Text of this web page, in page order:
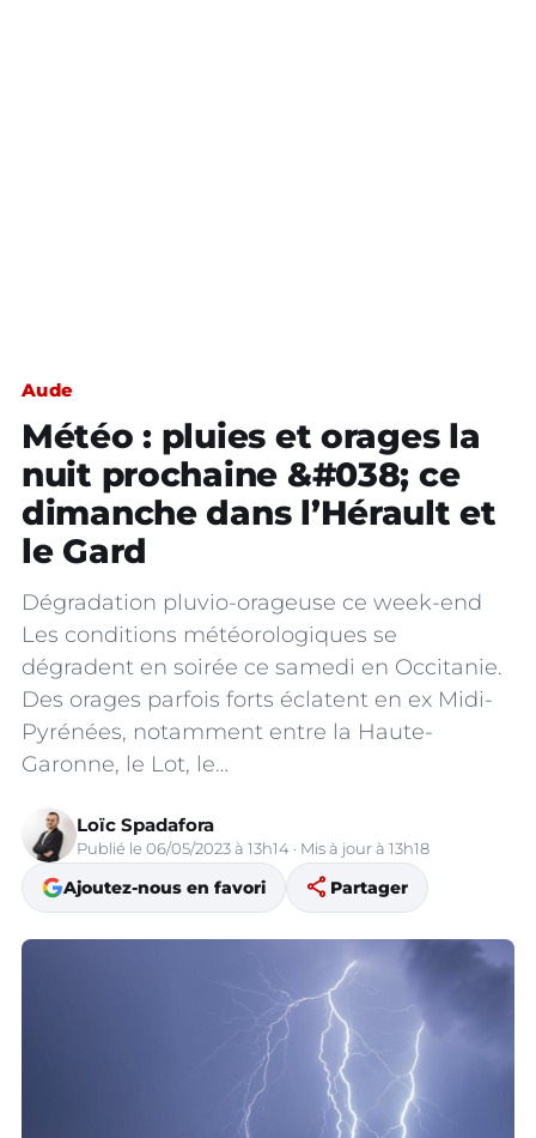
Aude
Météo : pluies et orages la
nuit prochaine &#038; ce
dimanche dans l’Hérault et
le Gard
Dégradation pluvio-orageuse ce week-end
Les conditions météorologiques se
dégradent en soirée ce samedi en Occitanie.
Des orages parfois forts éclatent en ex Midi-
Pyrénées, notamment entre la Haute-
Garonne, le Lot, le…
Loïc Spadafora
Publié le 06/05/2023 à 13h14 · Mis à jour à 13h18
Ajoutez-nous en favori share Partager